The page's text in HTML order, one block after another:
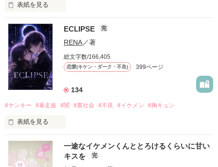
表紙を見る
「好きだったから、別れを選んだ。」
モテる人を好きになるのが怖かった。
だから私は、中学時代に大好きだった彼を自分から振った。
もう会うことはないと思っていたのに、
高校生になって再会した彼は、隣の学校で”王子様”と呼ばれる
他の女の子には冷たいのに
私にだけ昔と変わらない笑顔を向けてくる。
「澪ちゃん。」
ECLIPSE 完
RENA／著
総文字数/166,405
恋愛(キケン・ダーク・不良) 399ページ
134
#ヤンキー #暴走族 #闇 #裏社会 #不良 #イケメン #胸キュン
表紙を見る
表紙画像はAIです
一途なイケメンくんととろけるくらいに甘い
キスを
完